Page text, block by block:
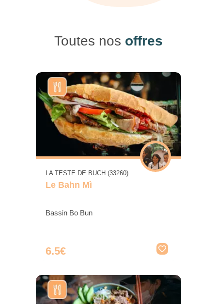
Toutes nos offres
LA TESTE DE BUCH (33260)
Le Bahn Mì
Bassin Bo Bun
6.5€